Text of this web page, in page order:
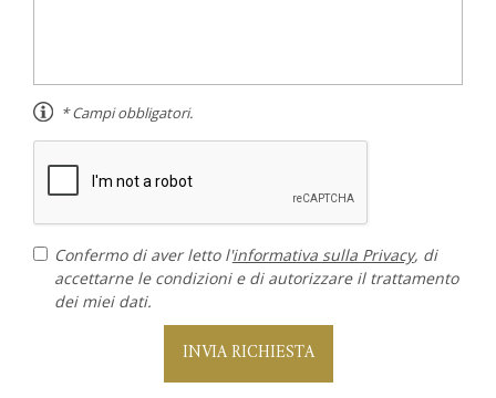
* Campi obbligatori.
Confermo di aver letto l'informativa sulla Privacy, di
accettarne le condizioni e di autorizzare il trattamento
dei miei dati.
INVIA RICHIESTA